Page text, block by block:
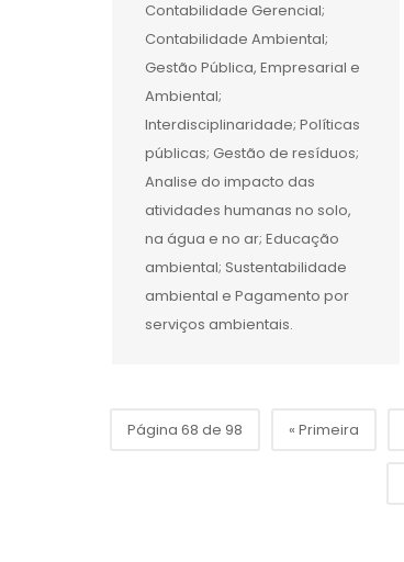
Contabilidade Gerencial;
Contabilidade Ambiental;
Gestão Pública, Empresarial e
Ambiental;
Interdisciplinaridade; Políticas
públicas; Gestão de resíduos;
Analise do impacto das
atividades humanas no solo,
na água e no ar; Educação
ambiental; Sustentabilidade
ambiental e Pagamento por
serviços ambientais.
Página 68 de 98 « Primeira